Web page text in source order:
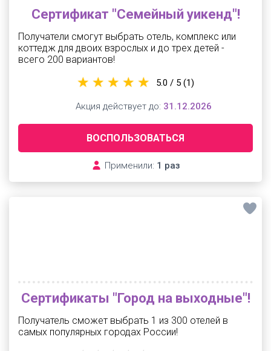
Сертификат "Семейный уикенд"!
Получатели смогут выбрать отель, комплекс или
коттедж для двоих взрослых и до трех детей -
всего 200 вариантов!
ВОСПОЛЬЗОВАТЬСЯ
Применили: 1 раз
5.0 / 5 (1)
Акция действует до: 31.12.2026
Сертификаты "Город на выходные"!
Получатель сможет выбрать 1 из 300 отелей в
самых популярных городах России!